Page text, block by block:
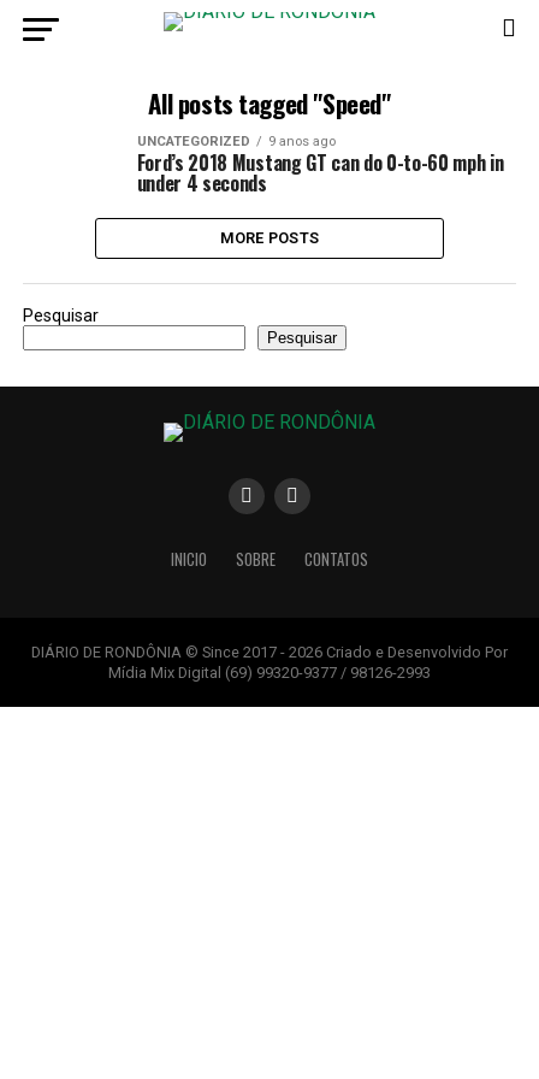
All posts tagged "Speed"
UNCATEGORIZED 9 anos ago
Ford’s 2018 Mustang GT can do 0-to-60 mph in
under 4 seconds
MORE POSTS
Pesquisar
Pesquisar
INICIO SOBRE CONTATOS
DIÁRIO DE RONDÔNIA © Since 2017 - 2026 Criado e Desenvolvido Por
Mídia Mix Digital (69) 99320-9377 / 98126-2993